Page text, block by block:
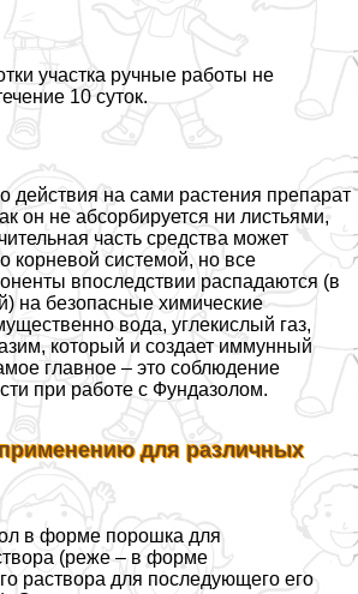
участка ручные работы не
10 суток.
действия на сами растения препарат
он не абсорбируется ни листьями,
часть средства может
корневой системой, но все
впоследствии распадаются (в
на безопасные химические
вода, углекислый газ,
который и создает иммунный
главное – это соблюдение
при работе с Фундазолом.
для различных
в форме порошка для
(реже – в форме
раствора для последующего его